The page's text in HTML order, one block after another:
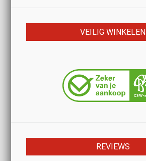
VEILIG WINKELEN
REVIEWS